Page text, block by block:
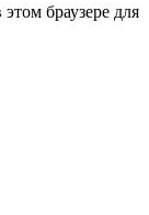
браузере для